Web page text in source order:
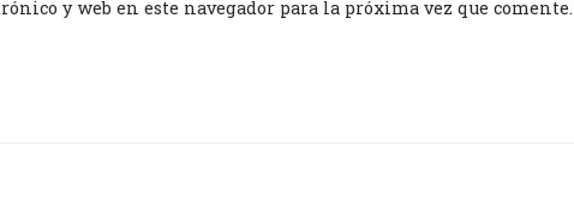
y web en este navegador para la próxima vez que comente.